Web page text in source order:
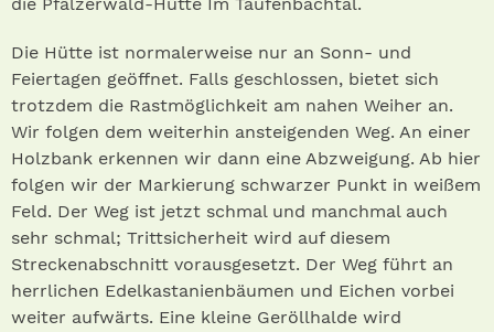
die Pfälzerwald-Hütte Im Taufenbachtal.
Die Hütte ist normalerweise nur an Sonn- und
Feiertagen geöffnet. Falls geschlossen, bietet sich
trotzdem die Rastmöglichkeit am nahen Weiher an.
Wir folgen dem weiterhin ansteigenden Weg. An einer
Holzbank erkennen wir dann eine Abzweigung. Ab hier
folgen wir der Markierung schwarzer Punkt in weißem
Feld. Der Weg ist jetzt schmal und manchmal auch
sehr schmal; Trittsicherheit wird auf diesem
Streckenabschnitt vorausgesetzt. Der Weg führt an
herrlichen Edelkastanienbäumen und Eichen vorbei
weiter aufwärts. Eine kleine Geröllhalde wird